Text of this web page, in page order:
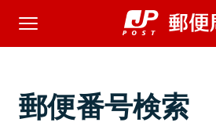
郵便番号検索